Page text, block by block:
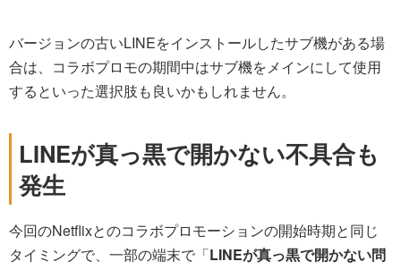
バージョンの古いLINEをインストールしたサブ機がある場
合は、コラボプロモの期間中はサブ機をメインにして使用
するといった選択肢も良いかもしれません。
LINEが真っ黒で開かない不具合も
発生
今回のNetflixとのコラボプロモーションの開始時期と同じ
タイミングで、一部の端末で「LINEが真っ黒で開かない問